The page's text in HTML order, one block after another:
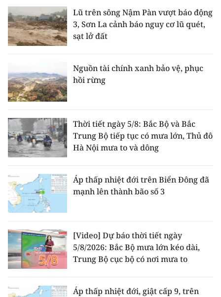
Lũ trên sông Nậm Pàn vượt báo động
3, Sơn La cảnh báo nguy cơ lũ quét,
sạt lở đất
Nguồn tài chính xanh bảo vệ, phục
hồi rừng
Thời tiết ngày 5/8: Bắc Bộ và Bắc
Trung Bộ tiếp tục có mưa lớn, Thủ đô
Hà Nội mưa to và dông
Áp thấp nhiệt đới trên Biển Đông đã
mạnh lên thành bão số 3
[Video] Dự báo thời tiết ngày
5/8/2026: Bắc Bộ mưa lớn kéo dài,
Trung Bộ cục bộ có nơi mưa to
Áp thấp nhiệt đới, giật cấp 9, trên